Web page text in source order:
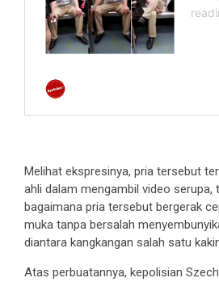
Melihat ekspresinya, pria tersebut
ahli dalam mengambil video serupa,
bagaimana pria tersebut bergerak
muka tanpa bersalah
diantara kangkangan salah satu
Atas perbuatannya, kepolisian